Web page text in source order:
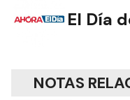
El Día
NOTAS